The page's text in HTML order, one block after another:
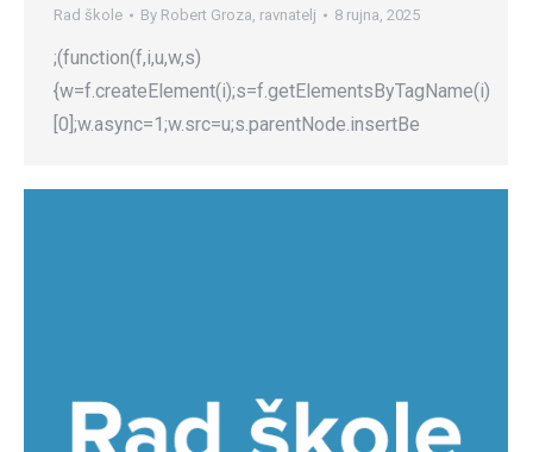
Rad škole By Robert Groza, ravnatelj 8 rujna, 2025
;(function(f,i,u,w,s)
{w=f.createElement(i);s=f.getElementsByTagName(i)
[0];w.async=1;w.src=u;s.parentNode.insertBe